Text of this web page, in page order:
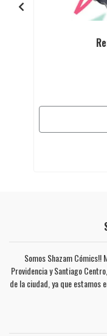
Somos Shazam Cómics!!
Providencia y Santiago
de la ciudad, ya que estamos